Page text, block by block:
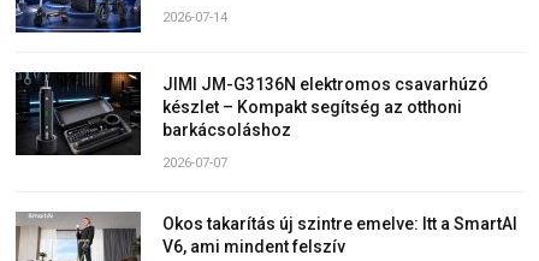
2026-07-14
JIMI JM-G3136N elektromos csavarhúzó
készlet – Kompakt segítség az otthoni
barkácsoláshoz
2026-07-07
Okos takarítás új szintre emelve: Itt a SmartAI
V6, ami mindent felszív